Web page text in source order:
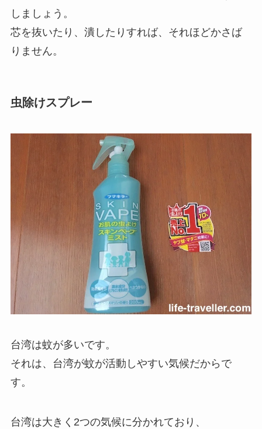
しましょう。
芯を抜いたり、潰したりすれば、それほどかさば
りません。
虫除けスプレー
台湾は蚊が多いです。
それは、台湾が蚊が活動しやすい気候だからで
す。
台湾は大きく2つの気候に分かれており、